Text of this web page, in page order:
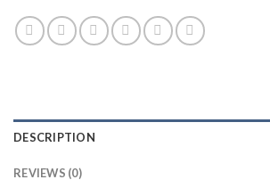
DESCRIPTION
REVIEWS (0)